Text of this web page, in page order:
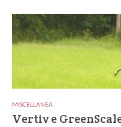
MISCELLANEA
Vertiv e